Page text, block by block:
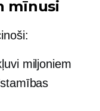
mīnusi
miljoniem